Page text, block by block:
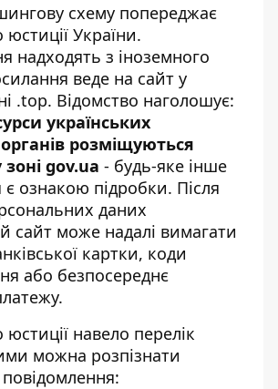
схему попереджає
юстиції України.
надходять з іноземного
веде на сайт у
.top. Відомство наголошує:
українських
розміщуються
gov.ua - будь-яке інше
ознакою підробки. Після
даних
сайт може надалі вимагати
картки, коди
або безпосереднє
юстиції навело перелік
можна розпізнати